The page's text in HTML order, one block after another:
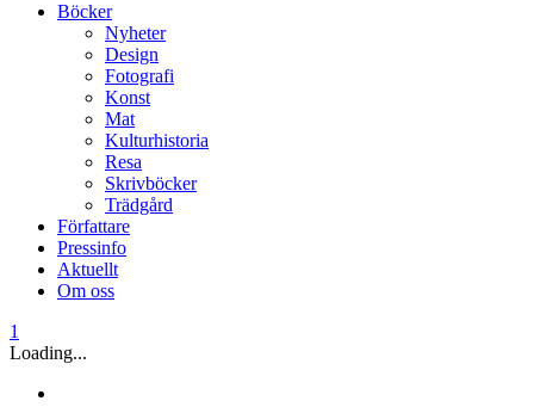
Böcker
Nyheter
Design
Fotografi
Konst
Mat
Kulturhistoria
Resa
Skrivböcker
Trädgård
Författare
Pressinfo
Aktuellt
Om oss
1
Loading...